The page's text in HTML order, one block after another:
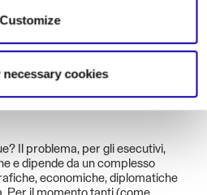
Customize
necessary cookies
che sono il vero
Il problema, per gli esecutivi,
e dipende da un complesso
economiche, diplomatiche